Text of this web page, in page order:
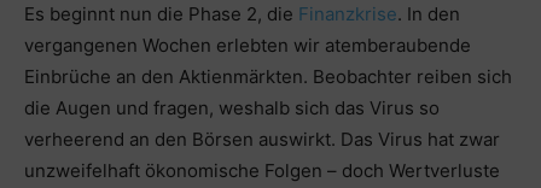
Es beginnt nun die Phase 2, die Finanzkrise. In den
vergangenen Wochen erlebten wir atemberaubende
Einbrüche an den Aktienmärkten. Beobachter reiben sich
die Augen und fragen, weshalb sich das Virus so
verheerend an den Börsen auswirkt. Das Virus hat zwar
unzweifelhaft ökonomische Folgen – doch Wertverluste